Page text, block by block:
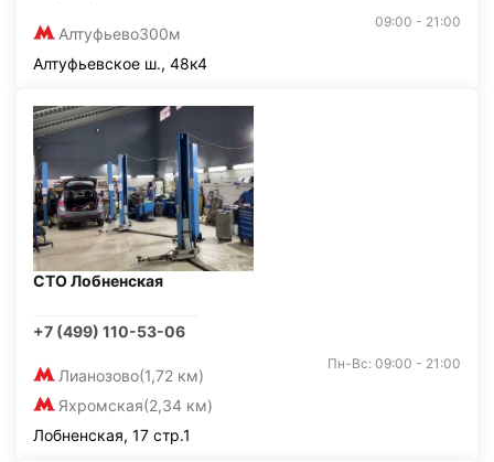
Алтуфьево300м
09:00 - 21:00
Алтуфьевское ш., 48к4
СТО Лобненская
+7 (499) 110-53-06
Лианозово(1,72 км)
Яхромская(2,34 км)
Пн-Вс: 09:00 - 21:00
Лобненская, 17 стр.1